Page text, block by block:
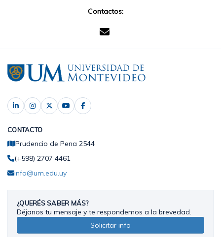
Contactos:
CONTACTO
Prudencio de Pena 2544
(+598) 2707 4461
info@um.edu.uy
¿QUERÉS SABER MÁS?
Déjanos tu mensaje y te respondemos a la brevedad.
Solicitar info